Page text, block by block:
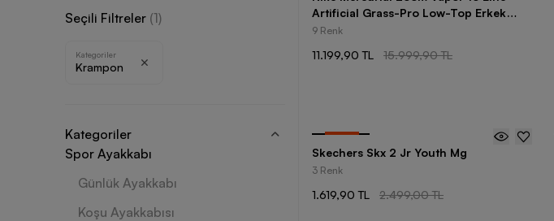
Seçili Filtreler (1)
Kategoriler
Krampon
Kategoriler
Spor Ayakkabı
Günlük Ayakkabı
Koşu Ayakkabısı
Artificial Grass-Pro Low-Top Erkek
Krampon
9 Renk
11.199,90 TL 15.999,90 TL
Skechers Skx 2 Jr Youth Mg
3 Renk
1.619,90 TL 2.499,00 TL